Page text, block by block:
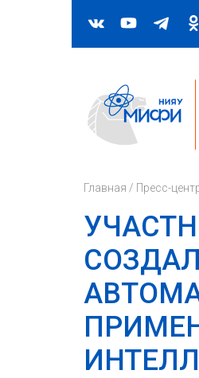
Главная / Пресс-